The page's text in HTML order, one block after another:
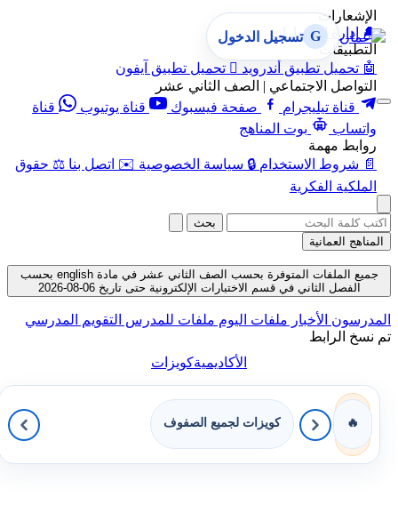
الإشعارات
🔔 إدارة الإشعارات
التطبيقات
🤖 تحميل تطبيق أندرويد  تحميل تطبيق آيفون
التواصل الاجتماعي | الصف الثاني عشر
قناة تيليجرام
صفحة فيسبوك قناة يوتيوب
قناة
واتساب
بوت المناهج
روابط مهمة
📄 شروط الاستخدام 🔒 سياسة الخصوصية ✉️ اتصل بنا ⚖️ حقوق
الملكية الفكرية
G تسجيل الدخول
بحث
المناهج العمانية
جميع الملفات المتوفرة بحسب الصف الثاني عشر في مادة english بحسب
الفصل الثاني في قسم الاختبارات الإلكترونية حتى تاريخ 06-08-2026
المدرسون الأخبار ملفات اليوم ملفات للمدرس التقويم المدرسي
تم نسخ الرابط
الأكاديميةكويزات
🔥 كويزات لجميع الصفوف